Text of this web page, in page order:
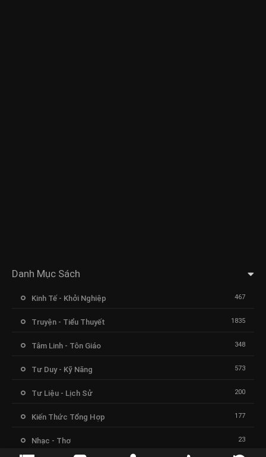
Danh Mục Sách
Kinh Tế - Khởi Nghiệp 467
Truyện - Tiểu Thuyết 1835
Tâm Linh - Tôn Giáo 348
Tư Duy - Kỹ Năng 573
Tư Liệu - Lịch Sử 200
Kiến Thức Tổng Hợp 177
Nhạc - Thơ 23